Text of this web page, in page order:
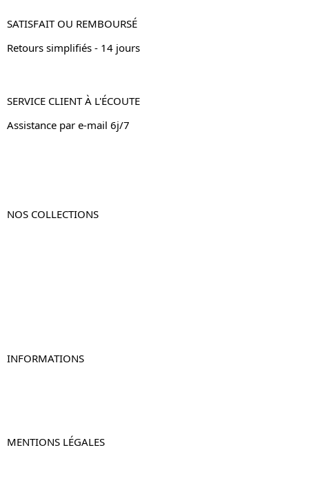
SATISFAIT OU REMBOURSÉ
Retours simplifiés - 14 jours
SERVICE CLIENT À L'ÉCOUTE
Assistance par e-mail 6j/7
NOS COLLECTIONS
INFORMATIONS
MENTIONS LÉGALES